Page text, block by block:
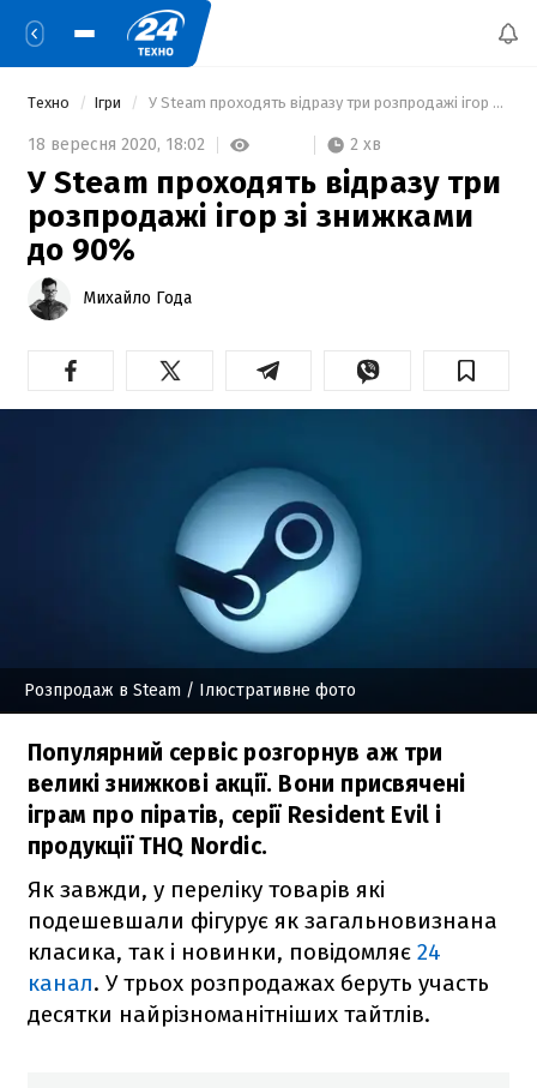
Техно Ігри У Steam проходять відразу три розпродажі ігор зі знижками до 90%
18 вересня 2020, 18:02 2 хв
У Steam проходять відразу три
розпродажі ігор зі знижками
до 90%
Михайло Года
Розпродаж в Steam / Ілюстративне фото
Популярний сервіс розгорнув аж три
великі знижкові акції. Вони присвячені
іграм про піратів, серії Resident Evil і
продукції THQ Nordic.
Як завжди, у переліку товарів які
подешевшали фігурує як загальновизнана
класика, так і новинки, повідомляє 24
канал. У трьох розпродажах беруть участь
десятки найрізноманітніших тайтлів.